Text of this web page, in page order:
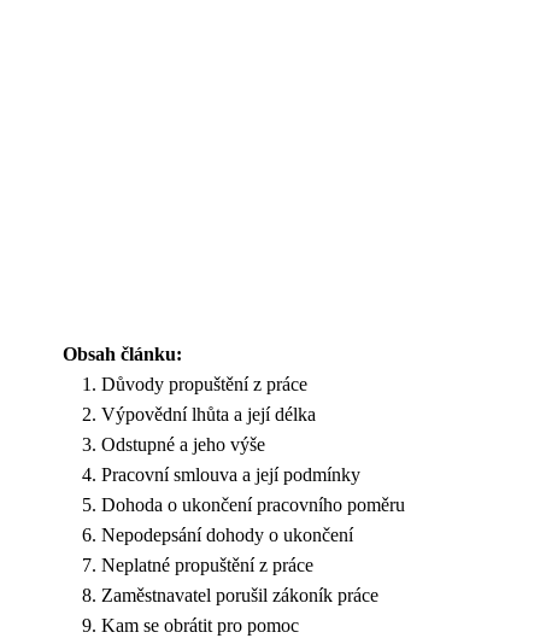
Obsah článku:
Důvody propuštění z práce
Výpovědní lhůta a její délka
Odstupné a jeho výše
Pracovní smlouva a její podmínky
Dohoda o ukončení pracovního poměru
Nepodepsání dohody o ukončení
Neplatné propuštění z práce
Zaměstnavatel porušil zákoník práce
Kam se obrátit pro pomoc